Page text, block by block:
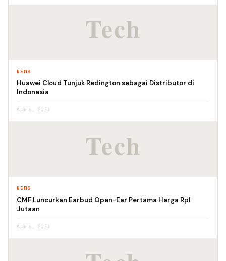
NEWS
Huawei Cloud Tunjuk Redington sebagai Distributor di
Indonesia
AUG 5, 2026
NEWS
CMF Luncurkan Earbud Open-Ear Pertama Harga Rp1
Jutaan
AUG 5, 2026